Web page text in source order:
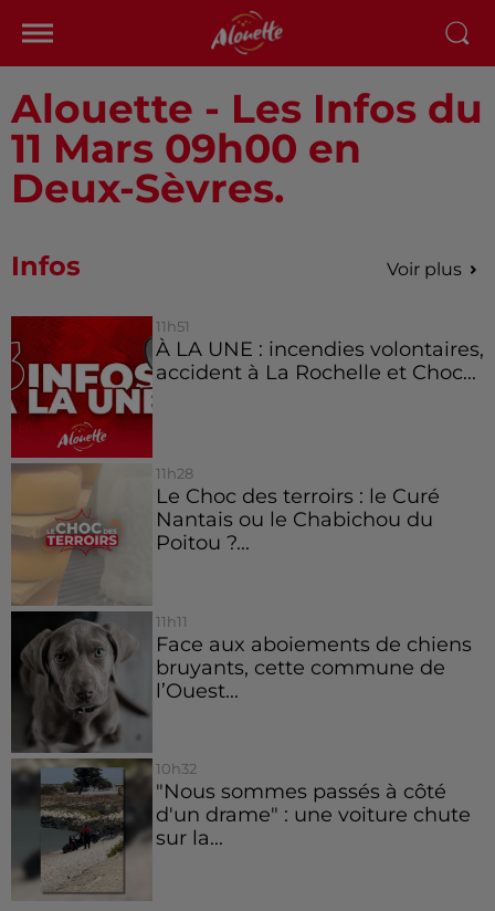
Alouette - Les Infos du
11 Mars 09h00 en
Deux-Sèvres.
Infos Voir plus
11h51
À LA UNE : incendies volontaires,
accident à La Rochelle et Choc...
11h28
Le Choc des terroirs : le Curé
Nantais ou le Chabichou du
Poitou ?...
11h11
Face aux aboiements de chiens
bruyants, cette commune de
l’Ouest...
10h32
"Nous sommes passés à côté
d'un drame" : une voiture chute
sur la...